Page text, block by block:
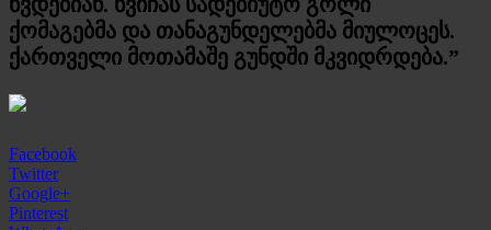
ქომაგებმა და თანაგუნდელებმა მიულოცეს.
ქართველი მოთამაშე გუნდში მკვიდრდება.”
Facebook
Twitter
Google+
Pinterest